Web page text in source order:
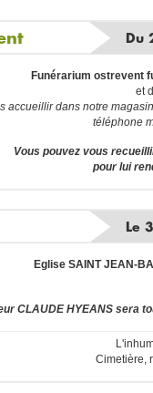
Du
Funérarium ostrevent
et
accueillir dans notre
téléphone
Vous pouvez vous
pour lui
Le
Eglise SAINT JEAN-
CLAUDE HYEANS sera
Cimetière,